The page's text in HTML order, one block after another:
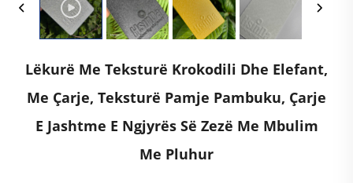
Lëkurë Me Teksturë Krokodili Dhe Elefant,
Me Çarje, Teksturë Pamje Pambuku, Çarje
E Jashtme E Ngjyrës Së Zezë Me Mbulim
Me Pluhur